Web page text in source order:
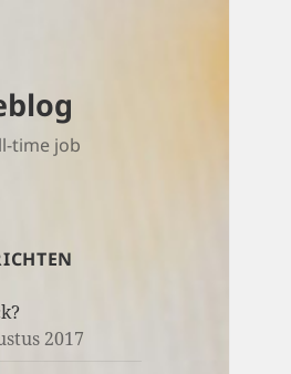
time job
2017